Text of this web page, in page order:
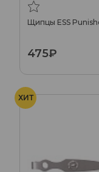
Щипцы ESS
475₽
ХИТ